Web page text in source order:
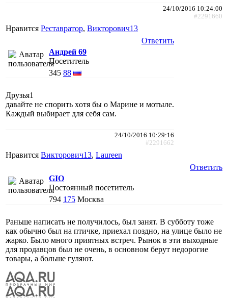
24/10/2016 10:24:00
#2291660
Нравится Реставратор, Викторович13
Ответить
Андрей 69
Посетитель
345 88
Друзья1
давайте не спорить xотя бы о Марине и мотыле.
Каждый выбирает для себя сам.
24/10/2016 10:29:16
#2291662
Нравится Викторович13, Laureen
Ответить
GIO
Постоянный посетитель
794 175 Москва
Раньше написать не получилось, был занят. В субботу тоже
как обычно был на птичке, приехал поздно, на улице было не
жарко. Было много приятных встреч. Рынок в эти выходные
для продавцов был не очень, в основном берут недорогие
товары, а больше гуляют.